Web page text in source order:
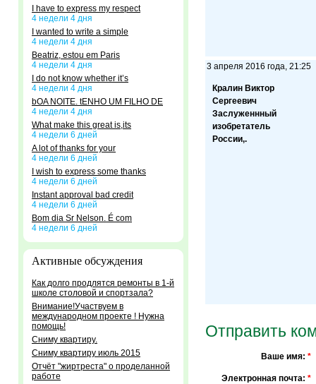
I have to express my respect
4 недели 4 дня
I wanted to write a simple
4 недели 4 дня
Beatriz, estou em Paris
4 недели 4 дня
I do not know whether it’s
4 недели 4 дня
bOA NOITE. tENHO UM FILHO DE
4 недели 4 дня
What make this great is,its
4 недели 6 дней
A lot of thanks for your
4 недели 6 дней
I wish to express some thanks
4 недели 6 дней
Instant approval bad credit
4 недели 6 дней
Bom dia Sr Nelson. É com
4 недели 6 дней
Активные обсуждения
Как долго продлятся ремонты в 1-й
школе столовой и спортзала?
Внимание!Участвуем в
международном проекте ! Нужна
помощь!
Сниму квартиру.
Сниму квартиру июль 2015
Отчёт "жиртреста" о проделанной
работе
3 апреля 2016 года, 21:25
Кралин Виктор
Сергеевич
Заслуженнный
изобретатель
России,.
Отправить
Ваше имя: *
Электронная почта: *